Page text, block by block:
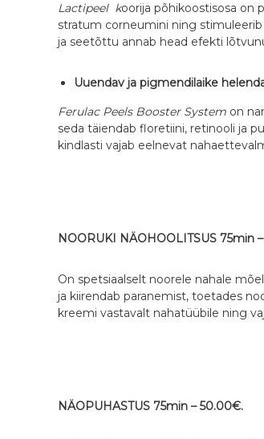
Lactipeel koorija põhikoostisosa on
stratum corneumini ning
ja seetõttu annab head efekti
Uuendav ja pigmendilaike
Ferulac Peels Booster System on
seda täiendab floretiini, retinooli ja
kindlasti vajab eelnevat
NOORUKI NÄOHOOLITSUS 75min
On spetsiaalselt noorele nahale
ja kiirendab paranemist, toetades
kreemi vastavalt nahatüübile ning
NÄOPUHASTUS 75min – 50.00€.